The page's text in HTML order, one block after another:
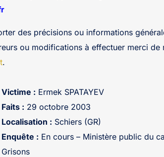
des précisions ou informations
ou modifications à effectuer merci de
.
Victime : Ermek SPATAYEV
Faits : 29 octobre 2003
Localisation : Schiers (GR)
Enquête : En cours – Ministère public du
Grisons